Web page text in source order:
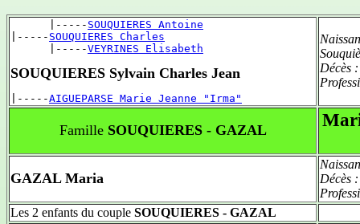
      |-----
SOUQUIERES Antoine
|----- SOUQUIERES Charles
      |-----
VEYRINES Elisabeth
SOUQUIERES Sylvain Charles Jean
|-----AIGUEPARSE Marie Jeanne "Irma"
Décès
FamilleSOUQUIERES - GAZAL
GAZAL Maria
Décès
Les 2 enfants du couple SOUQUIERES - GAZAL